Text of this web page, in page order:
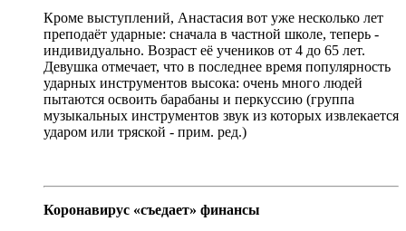
Кроме выступлений, Анастасия вот уже несколько лет
преподаёт ударные: сначала в частной школе, теперь -
индивидуально. Возраст её учеников от 4 до 65 лет.
Девушка отмечает, что в последнее время популярность
ударных инструментов высока: очень много людей
пытаются освоить барабаны и перкуссию (группа
музыкальных инструментов звук из которых извлекается
ударом или тряской - прим. ред.)
Коронавирус «съедает» финансы